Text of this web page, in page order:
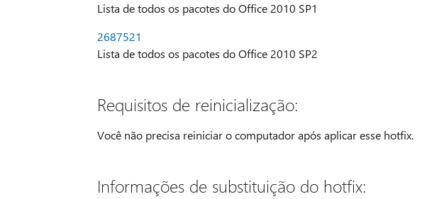
Lista de todos os pacotes do Office 2010 SP1
2687521
Lista de todos os pacotes do Office 2010 SP2
Requisitos de reinicialização:
Você não precisa reiniciar o computador após aplicar esse hotfix.
Informações de substituição do hotfix: